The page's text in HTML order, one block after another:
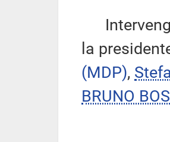
la
(MDP),
BRUNO